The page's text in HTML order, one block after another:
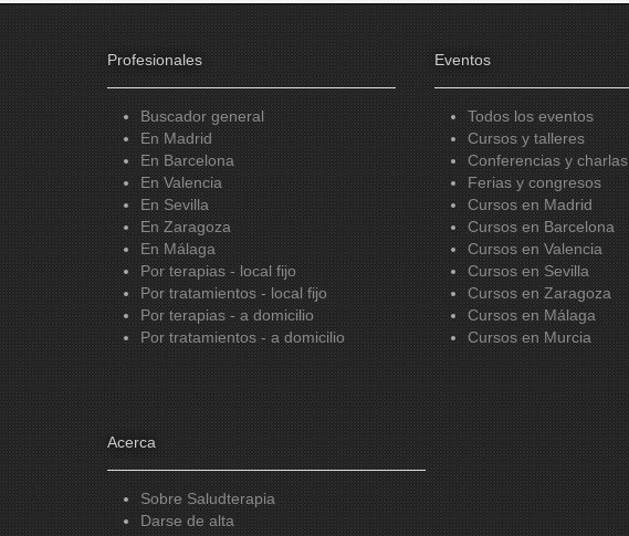
Profesionales
Buscador general
En Madrid
En Barcelona
En Valencia
En Sevilla
En Zaragoza
En Málaga
Por terapias - local fijo
Por tratamientos - local fijo
Por terapias - a domicilio
Por tratamientos - a domicilio
Eventos
Todos los eventos
Cursos y talleres
Conferencias y charlas
Ferias y congresos
Cursos en Madrid
Cursos en Barcelona
Cursos en Valencia
Cursos en Sevilla
Cursos en Zaragoza
Cursos en Málaga
Cursos en Murcia
Acerca
Sobre Saludterapia
Darse de alta